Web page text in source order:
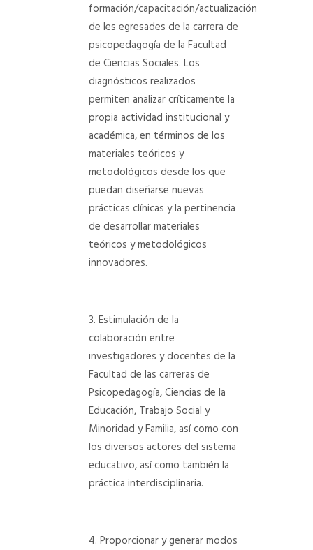
formación/capacitación/actualización
de les egresades de la carrera de
psicopedagogía de la Facultad
de Ciencias Sociales. Los
diagnósticos realizados
permiten analizar críticamente la
propia actividad institucional y
académica, en términos de los
materiales teóricos y
metodológicos desde los que
puedan diseñarse nuevas
prácticas clínicas y la pertinencia
de desarrollar materiales
teóricos y metodológicos
innovadores.
Estimulación de la
colaboración entre
investigadores y docentes de la
Facultad de las carreras de
Psicopedagogía, Ciencias de la
Educación, Trabajo Social y
Minoridad y Familia, así como con
los diversos actores del sistema
educativo, así como también la
práctica interdisciplinaria.
Proporcionar y generar modos